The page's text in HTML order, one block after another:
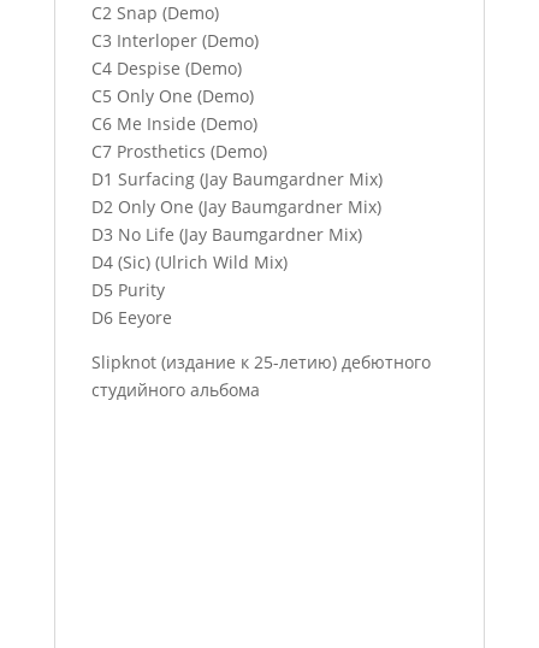
C2 Snap (Demo)
C3 Interloper (Demo)
C4 Despise (Demo)
C5 Only One (Demo)
C6 Me Inside (Demo)
C7 Prosthetics (Demo)
D1 Surfacing (Jay Baumgardner Mix)
D2 Only One (Jay Baumgardner Mix)
D3 No Life (Jay Baumgardner Mix)
D4 (Sic) (Ulrich Wild Mix)
D5 Purity
D6 Eeyore
Slipknot (издание к 25-летию) дебютного
студийного альбома